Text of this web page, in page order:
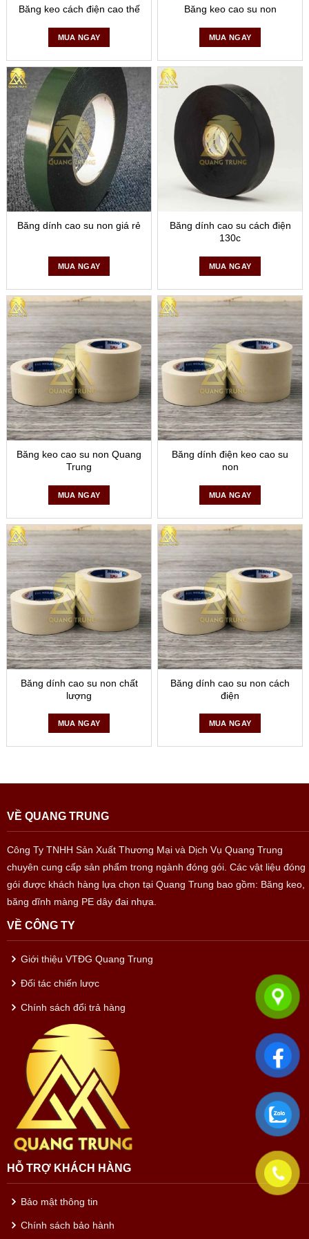
Băng keo cách điện cao thế
MUA NGAY
Băng keo cao su non
MUA NGAY
Băng dính cao su non giá rẻ
MUA NGAY
Băng dính cao su cách điện
130c
MUA NGAY
Băng keo cao su non Quang
Trung
MUA NGAY
Băng dính điện keo cao su
non
MUA NGAY
Băng dính cao su non chất
lượng
MUA NGAY
Băng dính cao su non cách
điện
MUA NGAY
VỀ QUANG TRUNG
Công Ty TNHH Sản Xuất Thương Mại và Dịch Vụ Quang Trung
chuyên cung cấp sản phẩm trong ngành đóng gói. Các vật liệu đóng
gói được khách hàng lựa chọn tại Quang Trung bao gồm: Băng keo,
băng dĩnh màng PE dây đai nhựa.
VỀ CÔNG TY
Giới thiệu VTĐG Quang Trung
Đối tác chiến lược
Chính sách đổi trả hàng
HỖ TRỢ KHÁCH HÀNG
Bảo mật thông tin
Chính sách bảo hành